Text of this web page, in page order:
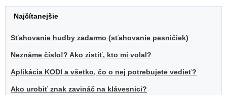
Najčítanejšie
Sťahovanie hudby zadarmo (sťahovanie pesničiek)
Neznáme číslo!? Ako zistiť, kto mi volal?
Aplikácia KODI a všetko, čo o nej potrebujete vedieť?
Ako urobiť znak zavináč na klávesnici?